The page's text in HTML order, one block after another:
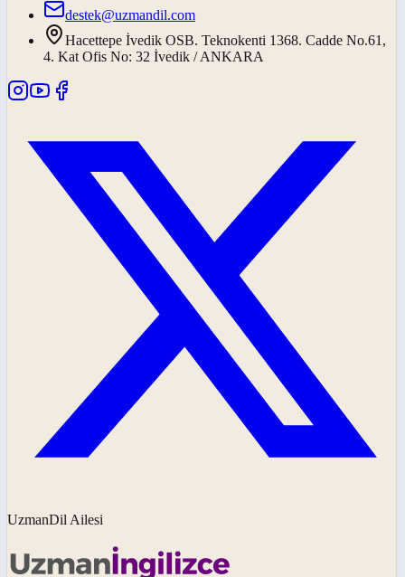
destek@uzmandil.com
Hacettepe İvedik OSB. Teknokenti 1368. Cadde No.61,
4. Kat Ofis No: 32 İvedik / ANKARA
UzmanDil Ailesi